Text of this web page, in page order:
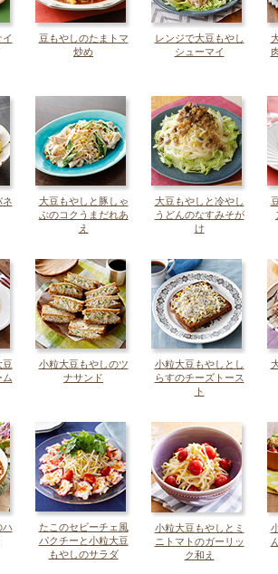
豆もやしのたまトマ
炒め
レンジで大豆もやし
シューマイ
ネ
大豆もやしと豚しゃ
ぶのコクうまだれあ
え
大豆もやしと冷やし
うどんのなすみそが
け
豆
ム
小粒大豆もやしのツ
ナサンド
小粒大豆もやしとし
らすのチーズトース
ト
ハ
たこのセビーチェ風
パクチーと小粒大豆
もやしのサラダ
小粒大豆もやしとミ
ニトマトのガーリッ
ク和え